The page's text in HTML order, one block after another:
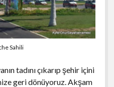
Sahili
tadını çıkarıp şehir içini
geri dönüyoruz. Akşam